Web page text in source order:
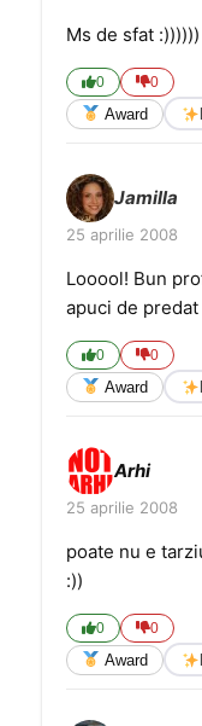
Ms de sfat :))))))
0 0
Award
Jamilla
25 aprilie 2008
Looool! Bun
apuci de
0 0
Award
Arhi
25 aprilie 2008
poate nu e
:))
0 0
Award